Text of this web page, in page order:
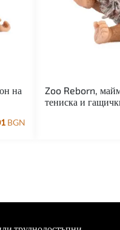
на
BGN
Zoo Reborn,
тениска и